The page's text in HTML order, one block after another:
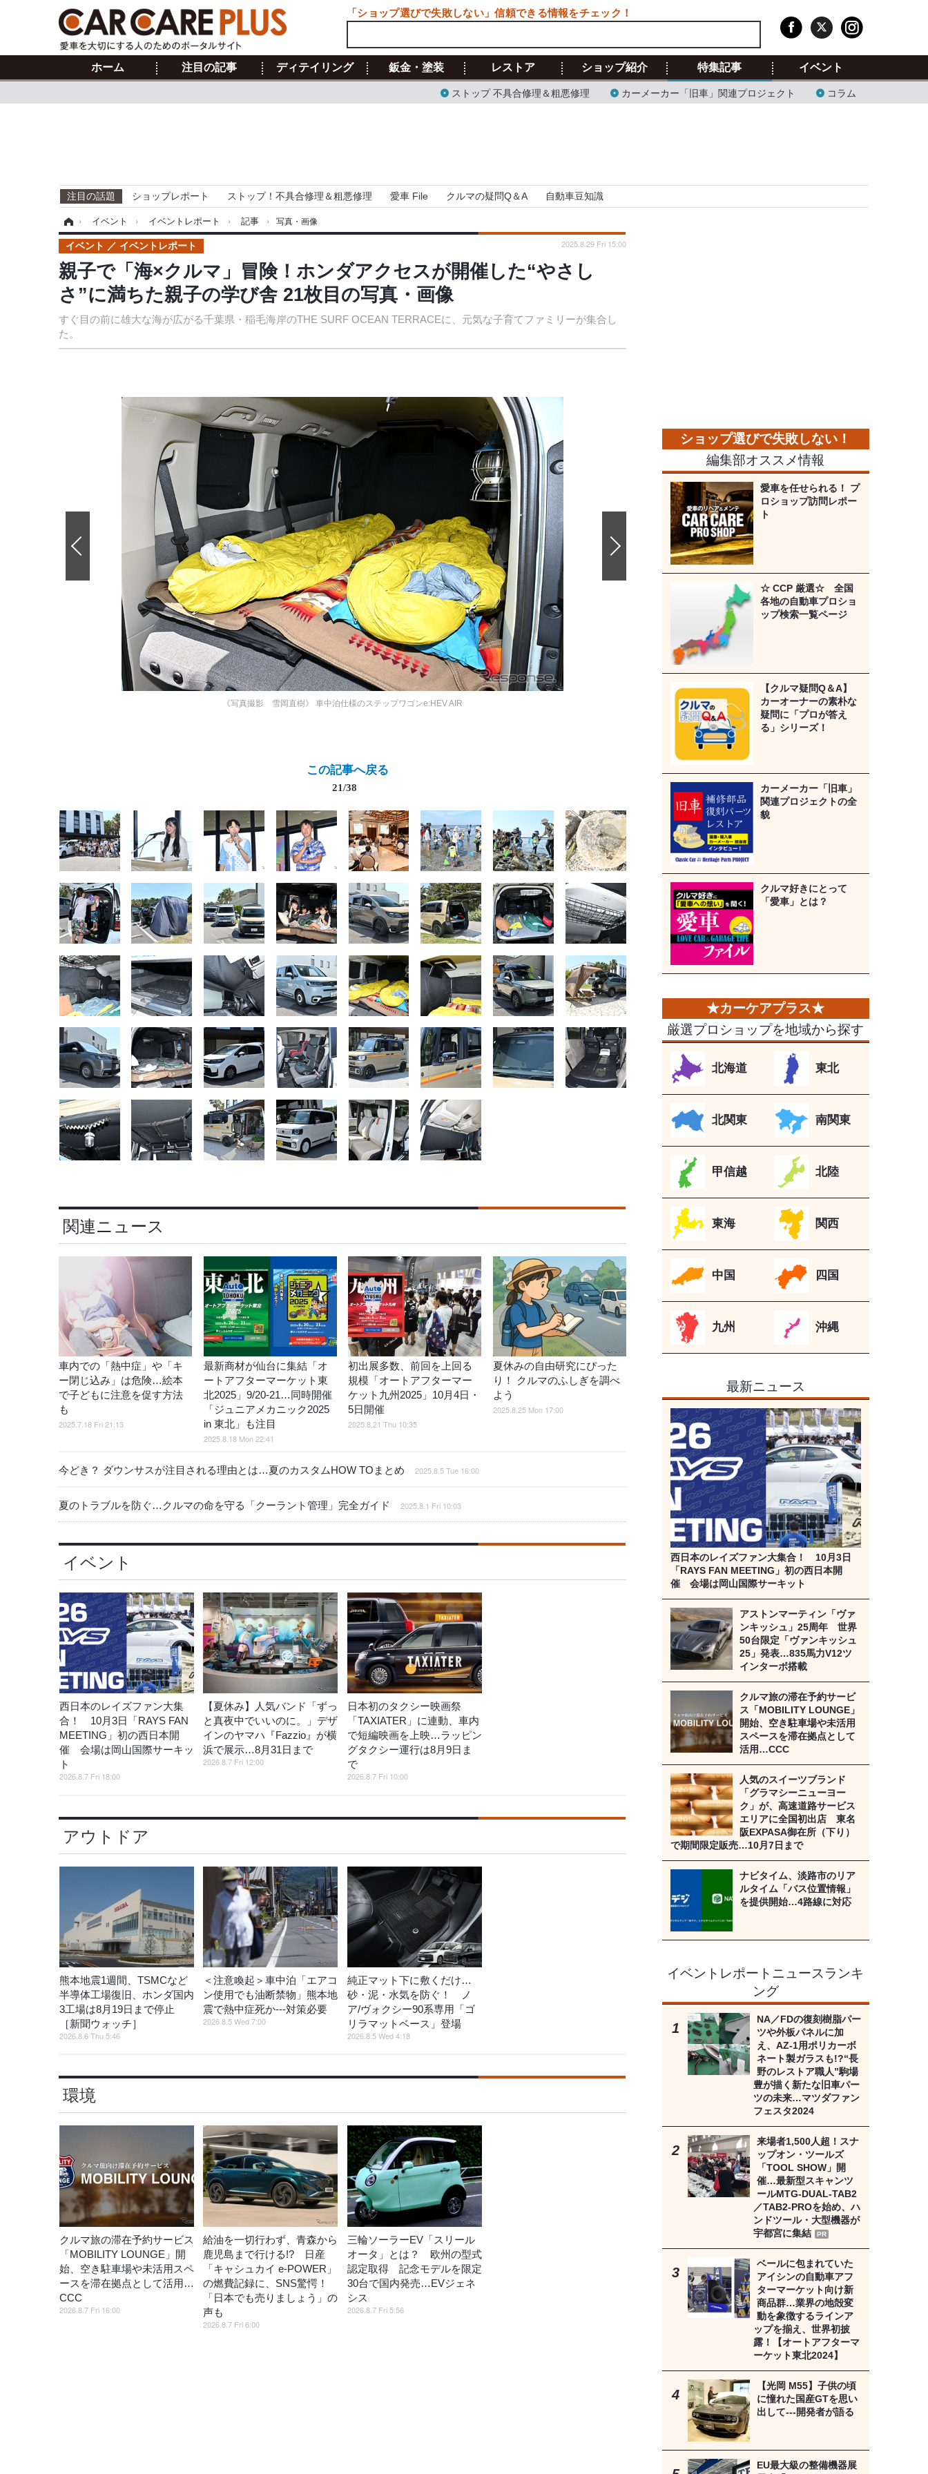
ホーム 注目の記事 ディテイリング 鈑金・塗装 レストア ショップ紹介 特集記事
ストップ 不具合修理＆粗悪修理 カーメーカー「旧車」関連プロジェクト コラム
イベント
注目の話題 ショップレポート ストップ！不具合修理＆粗悪修理 愛車 File クルマの疑問Q＆A 自動車豆知識
› イベント › イベントレポート › 記事 › 写真・画像
親子で「海×クルマ」冒険！ホンダアクセスが開催した“やさし
さ”に満ちた親子の学び舎 21枚目の写真・画像
すぐ目の前に雄大な海が広がる千葉県・稲毛海岸のTHE SURF OCEAN TERRACEに、元気な子育てファミリーが集合し
た。
イベント イベントレポート 2025.8.29 Fri 15:00
《写真撮影 雪岡直樹》 車中泊仕様のステップワゴンe:HEV AIR
この記事へ戻る
21/38
関連ニュース
車内での「熱中症」や「キ
ー閉じ込み」は危険…絵本
で子どもに注意を促す方法
も
2025.7.18 Fri 21:13
最新商材が仙台に集結「オ
ートアフターマーケット東
北2025」9/20-21…同時開催
「ジュニアメカニック2025
in 東北」も注目
2025.8.18 Mon 22:41
初出展多数、前回を上回る
規模「オートアフターマー
ケット九州2025」10月4日・
5日開催
2025.8.21 Thu 10:35
夏休みの自由研究にぴった
り！ クルマのふしぎを調べ
よう
2025.8.25 Mon 17:00
今どき？ ダウンサスが注目される理由とは…夏のカスタムHOW TOまとめ 2025.8.5 Tue 16:00
夏のトラブルを防ぐ…クルマの命を守る「クーラント管理」完全ガイド 2025.8.1 Fri 10:03
イベント
西日本のレイズファン大集
合！ 10月3日「RAYS FAN
MEETING」初の西日本開
催 会場は岡山国際サーキッ
ト
2026.8.7 Fri 18:00
【夏休み】人気バンド「ずっ
と真夜中でいいのに。」デザ
インのヤマハ『Fazzio』が横
浜で展示…8月31日まで
2026.8.7 Fri 12:00
日本初のタクシー映画祭
「TAXIATER」に連動、車内
で短編映画を上映…ラッピン
グタクシー運行は8月9日ま
で
2026.8.7 Fri 10:00
アウトドア
熊本地震1週間、TSMCなど
半導体工場復旧、ホンダ国内
3工場は8月19日まで停止
［新聞ウォッチ］
2026.8.6 Thu 5:46
＜注意喚起＞車中泊「エアコ
ン使用でも油断禁物」熊本地
震で熱中症死か---対策必要
2026.8.5 Wed 7:00
純正マット下に敷くだけ…
砂・泥・水気を防ぐ！ ノ
ア/ヴォクシー90系専用「ゴ
リラマットベース」登場
2026.8.5 Wed 4:18
環境
クルマ旅の滞在予約サービス
「MOBILITY LOUNGE」開
始、空き駐車場や未活用スペ
ースを滞在拠点として活用…
CCC
2026.8.7 Fri 16:00
給油を一切行わず、青森から
鹿児島まで行ける!? 日産
「キャシュカイ e-POWER」
の燃費記録に、SNS驚愕！
「日本でも売りましょう」の
声も
2026.8.7 Fri 6:00
三輪ソーラーEV「スリール
オータ」とは？ 欧州の型式
認定取得 記念モデルを限定
30台で国内発売…EVジェネ
シス
2026.8.7 Fri 5:56
編集部オススメ情報
愛車を任せられる！ プ
ロショップ訪問レポー
ト
☆ CCP 厳選☆ 全国
各地の自動車プロショ
ップ検索一覧ページ
【クルマ疑問Q＆A】
カーオーナーの素朴な
疑問に「プロが答え
る」シリーズ！
カーメーカー「旧車」
関連プロジェクトの全
貌
クルマ好きにとって
「愛車」とは？
厳選プロショップを地域から探す
北海道 東北
北関東 南関東
甲信越 北陸
東海 関西
中国 四国
九州 沖縄
最新ニュース
西日本のレイズファン大集合！ 10月3日
「RAYS FAN MEETING」初の西日本開
催 会場は岡山国際サーキット
アストンマーティン「ヴァ
ンキッシュ」25周年 世界
50台限定「ヴァンキッシュ
25」発表…835馬力V12ツ
インターボ搭載
クルマ旅の滞在予約サービ
ス「MOBILITY LOUNGE」
開始、空き駐車場や未活用
スペースを滞在拠点として
活用…CCC
人気のスイーツブランド
「グラマシーニューヨー
ク」が、高速道路サービス
エリアに全国初出店 東名
阪EXPASA御在所（下り）
で期間限定販売…10月7日まで
ナビタイム、淡路市のリア
ルタイム「バス位置情報」
を提供開始…4路線に対応
イベントレポートニュースランキ
ング
NA／FDの復刻樹脂パー
ツや外板パネルに加
え、AZ-1用ポリカーボ
ネート製ガラスも!?“長
野のレストア職人”駒場
豊が描く新たな旧車パー
ツの未来…マツダファン
フェスタ2024
来場者1,500人超！スナ
ップオン・ツールズ
「TOOL SHOW」開
催…最新型スキャンツ
ールMTG-DUAL-TAB2
／TAB2-PROを始め、ハ
ンドツール・大型機器が
宇都宮に集結
PR
ベールに包まれていた
アイシンの自動車アフ
ターマーケット向け新
商品群…業界の地殻変
動を象徴するラインア
ップを揃え、世界初披
露！【オートアフターマ
ーケット東北2024】
【光岡 M55】子供の頃
に憧れた国産GTを思い
出して---開発者が語る
EU最大級の整備機器展
「ショップ選びで失敗しない」信頼できる情報をチェック！